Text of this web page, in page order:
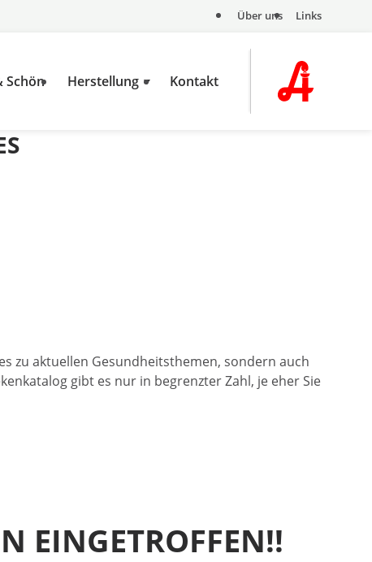
Über uns Links
Schön Herstellung Kontakt
zu aktuellen Gesundheitsthemen, sondern auch
gibt es nur in begrenzter Zahl, je eher Sie
EINGETROFFEN!!